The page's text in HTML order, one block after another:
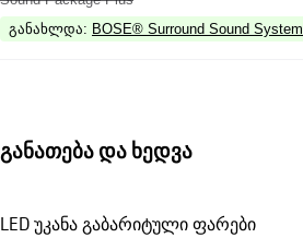
განახლდა: BOSE® Surround Sound System
განათება და ხედვა
LED უკანა გაბარიტული ფარები